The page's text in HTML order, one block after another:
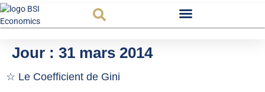
Jour : 31 mars 2014
☆ Le Coefficient de Gini